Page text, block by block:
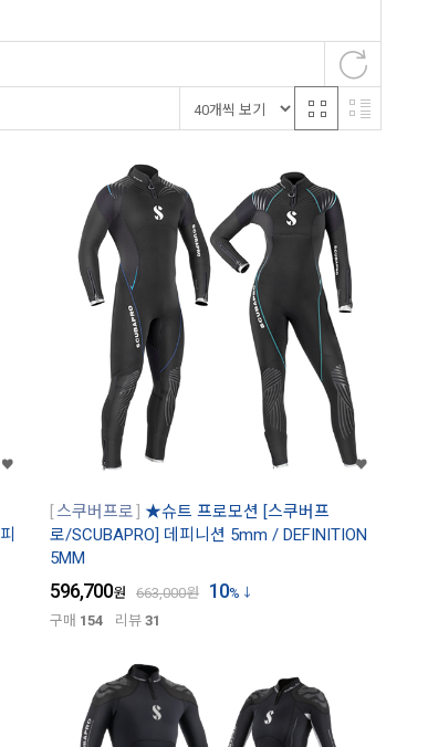
스쿠버프로
★슈트 프로모션 [스쿠버프
로/SCUBAPRO] 데피니션 5mm / DEFINITION
5MM
596,700원 663,000원 10%
구매 154 리뷰 31